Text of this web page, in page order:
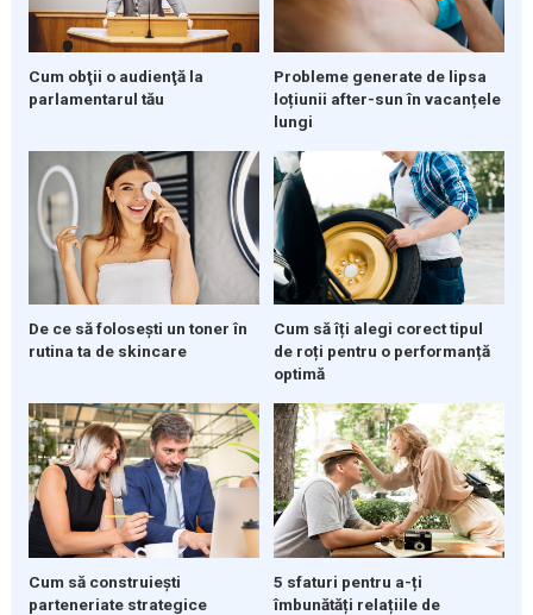
Cum obţii o audienţă la
parlamentarul tău
Probleme generate de lipsa
loțiunii after-sun în vacanțele
lungi
De ce să folosești un toner în
rutina ta de skincare
Cum să îți alegi corect tipul
de roți pentru o performanță
optimă
Cum să construiești
parteneriate strategice
5 sfaturi pentru a-ți
îmbunătăți relațiile de